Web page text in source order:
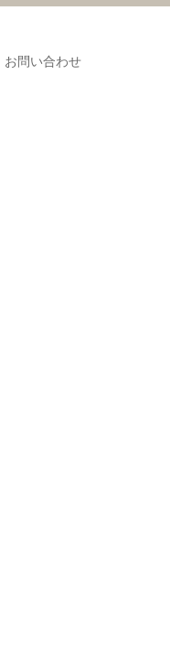
お問い合わせ